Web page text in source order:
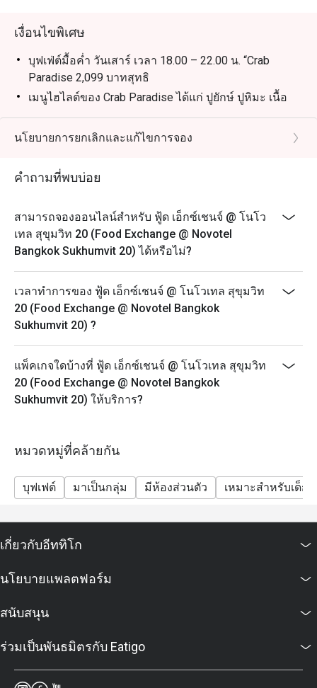
เงื่อนไขพิเศษ
บุฟเฟ่ต์มื้อค่ำ วันเสาร์ เวลา 18.00 – 22.00 น. “Crab
Paradise 2,099 บาทสุทธิ
เมนูไฮไลต์ของ Crab Paradise ได้แก่ ปูยักษ์ ปูหิมะ เนื้อ
แกะ เนื้อสันนอก กุ้งแม่น้ำ หอยนางรม และอื่นๆ อีก
ราคาสุทธิ 650 บาท
- Sunday Brunch 1,999 เวลา 12.00 - 15.00 น
Beverage Packages available upon request.
นโยบายการยกเลิกและแก้ไขการจอง
คำถามที่พบบ่อย
สามารถจองออนไลน์สำหรับ ฟู้ด เอ็กซ์เชนจ์ @ โนโว
เทล สุขุมวิท 20 (Food Exchange @ Novotel
Bangkok Sukhumvit 20) ได้หรือไม่?
เวลาทำการของ ฟู้ด เอ็กซ์เชนจ์ @ โนโวเทล สุขุมวิท
20 (Food Exchange @ Novotel Bangkok
Sukhumvit 20) ?
แพ็คเกจใดบ้างที่ ฟู้ด เอ็กซ์เชนจ์ @ โนโวเทล สุขุมวิท
20 (Food Exchange @ Novotel Bangkok
Sukhumvit 20) ให้บริการ?
หมวดหมู่ที่คล้ายกัน
บุฟเฟต์ มาเป็นกลุ่ม มีห้องส่วนตัว เหมาะสำหรับเด็ก
เกี่ยวกับอีททิโก
นโยบายแพลตฟอร์ม
สนับสนุน
ร่วมเป็นพันธมิตรกับ Eatigo